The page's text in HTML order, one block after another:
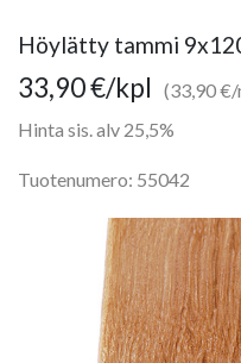
Höylätty tammi
33,90€/kpl
(33,90 €/
Hinta sis. alv 25,5%
Tuotenumero: 55042